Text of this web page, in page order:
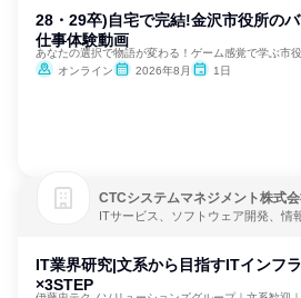
28・29卒)自宅で完結!金沢市役所の
仕事体験動画
あなたの選択で物語が変わる！ゲーム感覚で学ぶ市
オンライン
2026年8月 1日
CTCシステムマネジメント株式
ITサービス、ソフトウェア開発、情
IT業界研究|文系から目指すITインフ
×3STEP